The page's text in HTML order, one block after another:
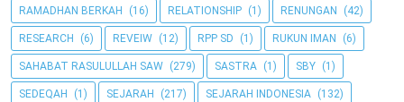
RAMADHAN BERKAH (16) RELATIONSHIP (1) RENUNGAN (42)
RESEARCH (6) REVEIW (12) RPP SD (1) RUKUN IMAN (6)
SAHABAT RASULULLAH SAW (279) SASTRA (1) SBY (1)
SEDEQAH (1) SEJARAH (217) SEJARAH INDONESIA (132)